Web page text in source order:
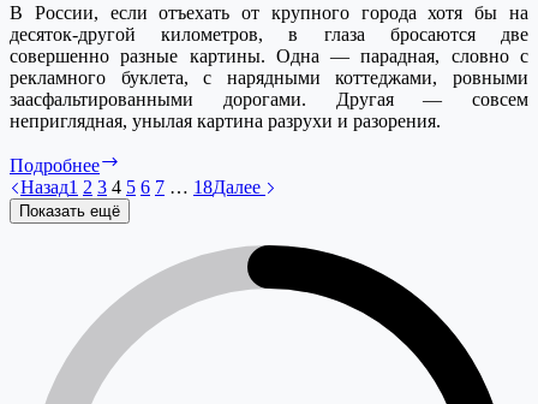
В России, если отъехать от крупного города хотя бы на
десяток-другой километров, в глаза бросаются две
совершенно разные картины. Одна — парадная, словно с
рекламного буклета, с нарядными коттеджами, ровными
заасфальтированными дорогами. Другая — совсем
неприглядная, унылая картина разрухи и разорения.
Подробнее
Назад1 2 3 4 5 6 7 … 18Далее
Показать ещё